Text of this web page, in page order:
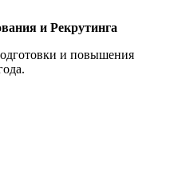
и Рекрутинга
и повышения